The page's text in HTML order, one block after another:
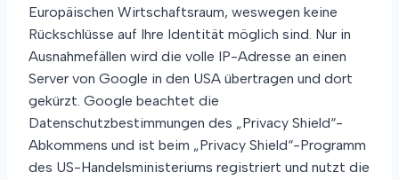
Europäischen Wirtschaftsraum, weswegen keine
Rückschlüsse auf Ihre Identität möglich sind. Nur in
Ausnahmefällen wird die volle IP-Adresse an einen
Server von Google in den USA übertragen und dort
gekürzt. Google beachtet die
Datenschutzbestimmungen des „Privacy Shield“-
Abkommens und ist beim „Privacy Shield“-Programm
des US-Handelsministeriums registriert und nutzt die